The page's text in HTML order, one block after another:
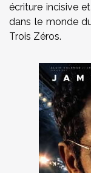
écriture incisive
dans le monde
Trois Zéros.